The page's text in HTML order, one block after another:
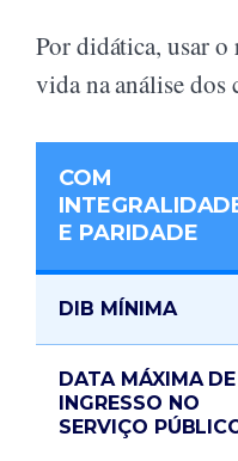
Por didática, usar
vida na análise dos
COM
E PARIDADE
DIB MÍNIMA
DATA MÁXIMA DE
INGRESSO NO
SERVIÇO